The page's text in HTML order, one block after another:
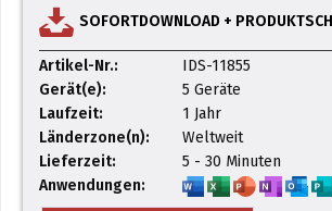
SOFORTDOWNLOAD +
Artikel-Nr.:
IDS-11855
Gerät(e):
5 Geräte
Laufzeit:
1 Jahr
Länderzone(n):
Weltweit
Lieferzeit:
5 - 30 Minuten
Anwendungen: